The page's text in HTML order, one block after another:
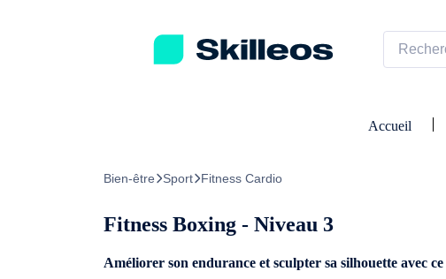
Passez directement au contenu principal
Accueil
Bien-être Sport Fitness Cardio
Fitness Boxing - Niveau 3
Améliorer son endurance et sculpter sa silhouette avec